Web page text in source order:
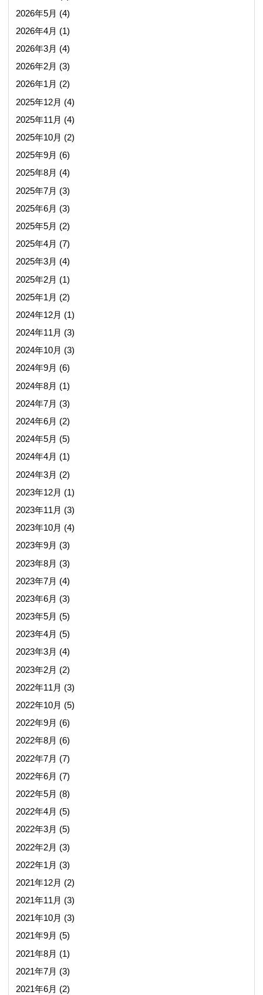
2026年5月 (4)
2026年4月 (1)
2026年3月 (4)
2026年2月 (3)
2026年1月 (2)
2025年12月 (4)
2025年11月 (4)
2025年10月 (2)
2025年9月 (6)
2025年8月 (4)
2025年7月 (3)
2025年6月 (3)
2025年5月 (2)
2025年4月 (7)
2025年3月 (4)
2025年2月 (1)
2025年1月 (2)
2024年12月 (1)
2024年11月 (3)
2024年10月 (3)
2024年9月 (6)
2024年8月 (1)
2024年7月 (3)
2024年6月 (2)
2024年5月 (5)
2024年4月 (1)
2024年3月 (2)
2023年12月 (1)
2023年11月 (3)
2023年10月 (4)
2023年9月 (3)
2023年8月 (3)
2023年7月 (4)
2023年6月 (3)
2023年5月 (5)
2023年4月 (5)
2023年3月 (4)
2023年2月 (2)
2022年11月 (3)
2022年10月 (5)
2022年9月 (6)
2022年8月 (6)
2022年7月 (7)
2022年6月 (7)
2022年5月 (8)
2022年4月 (5)
2022年3月 (5)
2022年2月 (3)
2022年1月 (3)
2021年12月 (2)
2021年11月 (3)
2021年10月 (3)
2021年9月 (5)
2021年8月 (1)
2021年7月 (3)
2021年6月 (2)